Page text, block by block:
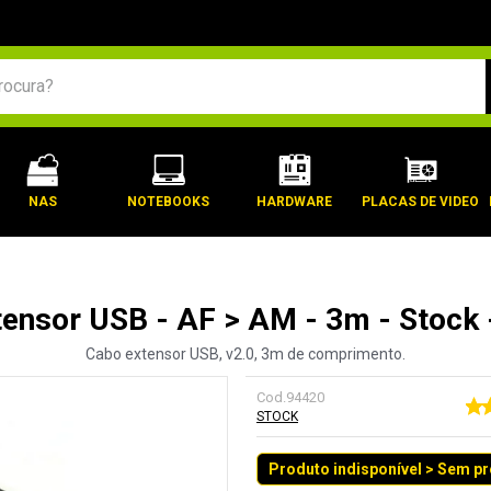
NAS NOTEBOOKS HARDWARE PLACAS DE VIDEO
USB - AF > AM - 3m - Stock
Cabo extensor USB, v2.0, 3m de comprimento.
Cod.94420
STOCK
Produto indisponível > Sem